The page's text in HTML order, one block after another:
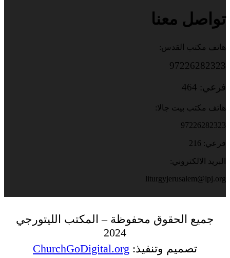
تواصل معنا
هاتف مكتب القدس:
97226282323
فرعي: 464
هاتف مكتب بيت جالا:
97226282323
فرعي: 216
البريد الالكتروني:
liturgyjerusalem@lpj.org
جميع الحقوق محفوظة – المكتب الليتورجي
2024
تصميم وتنفيذ: ChurchGoDigital.org